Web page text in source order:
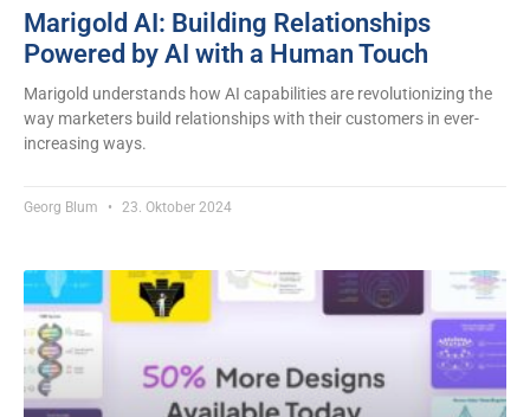
Marigold AI: Building Relationships
Powered by AI with a Human Touch
Marigold understands how AI capabilities are revolutionizing the
way marketers build relationships with their customers in ever-
increasing ways.
Georg Blum 23. Oktober 2024